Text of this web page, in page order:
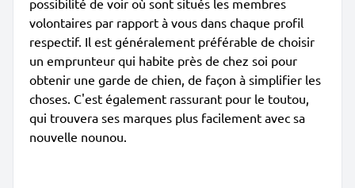
possibilité de voir où sont situés les membres
volontaires par rapport à vous dans chaque profil
respectif. Il est généralement préférable de choisir
un emprunteur qui habite près de chez soi pour
obtenir une garde de chien, de façon à simplifier les
choses. C'est également rassurant pour le toutou,
qui trouvera ses marques plus facilement avec sa
nouvelle nounou.